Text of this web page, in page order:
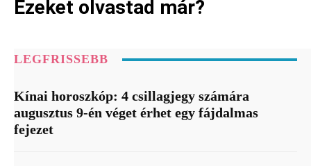
Ezeket olvastad már?
LEGFRISSEBB
Kínai horoszkóp: 4 csillagjegy számára
augusztus 9-én véget érhet egy fájdalmas
fejezet